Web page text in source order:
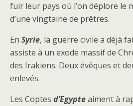
fuir leur pays où l’on déplore le
d’une vingtaine de prêtres.
En Syrie, la guerre civile a déjà
assiste à un exode massif de
des Irakiens. Deux évêques et
enlevés.
Les Coptes d’Egypteaiment à